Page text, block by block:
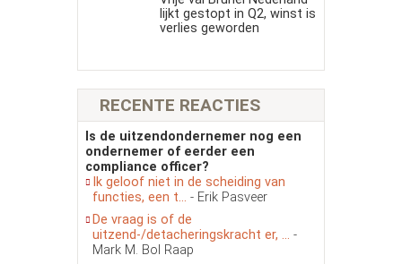
lijkt gestopt in Q2, winst is
verlies geworden
RECENTE REACTIES
Is de uitzendondernemer nog een
ondernemer of eerder een
compliance officer?
Ik geloof niet in de scheiding van
functies, een t... - Erik Pasveer
De vraag is of de
uitzend-/detacheringskracht er, ... -
Mark M. Bol Raap